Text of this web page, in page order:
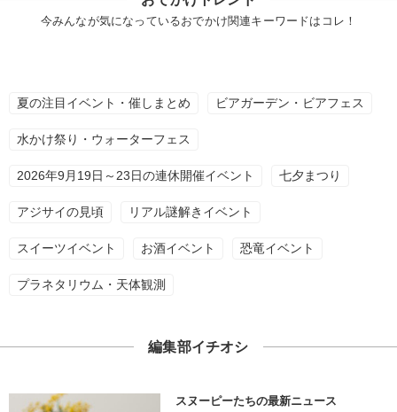
今みんなが気になっているおでかけ関連キーワードはコレ！
夏の注目イベント・催しまとめ ビアガーデン・ビアフェス
水かけ祭り・ウォーターフェス
2026年9月19日～23日の連休開催イベント 七夕まつり
アジサイの見頃 リアル謎解きイベント
スイーツイベント お酒イベント 恐竜イベント
プラネタリウム・天体観測
編集部イチオシ
スヌーピーたちの最新ニュース